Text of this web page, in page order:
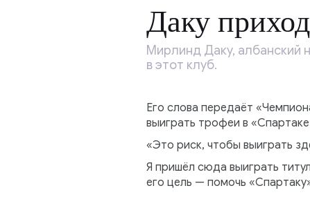
Даку
Мирлинд Даку, албанский
в этот клуб.
Его слова передаёт
выиграть трофеи в
«Это риск, чтобы выиграть
Я пришёл сюда выиграть
его цель — помочь